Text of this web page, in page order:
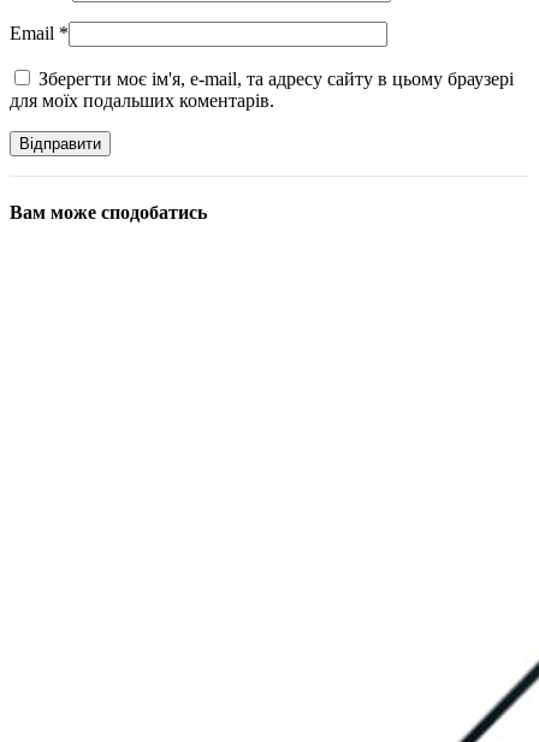
Email *
Зберегти моє ім'я, e-mail, та адресу сайту в цьому браузері
для моїх подальших коментарів.
Вам може сподобатись